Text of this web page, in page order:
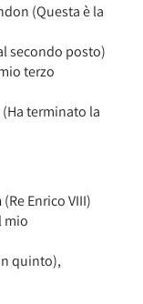
(Questa è la
secondo posto)
terzo
(Ha terminato la
(Re Enrico VIII)
mio
quinto),